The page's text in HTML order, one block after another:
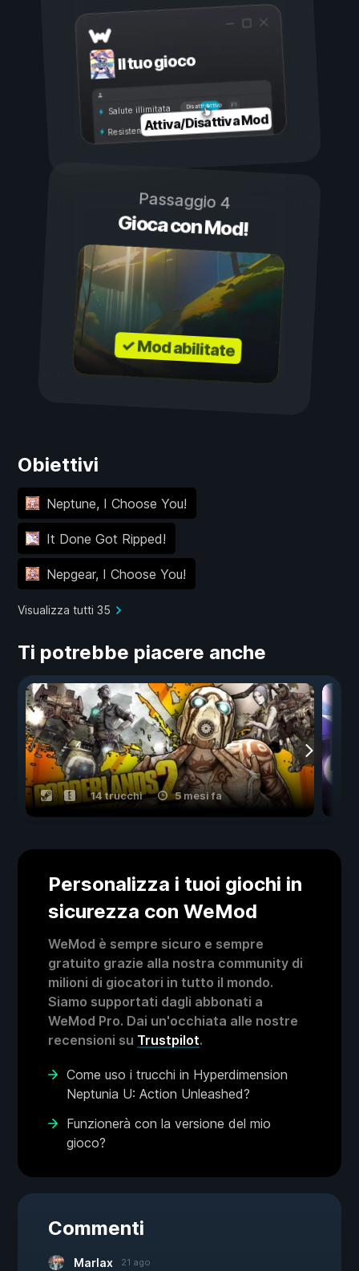
Il tuo gioco
Attivo
Disattivo
Salute illimitata
Resistenza illimitata
Attiva/Disattiva Mod
Passaggio 4
Gioca con Mod!
✓ Mod abilitate
Obiettivi
Neptune, I Choose You!
It Done Got Ripped!
Nepgear, I Choose You!
Visualizza tutti 35
Ti potrebbe piacere anche
14 trucchi 5 mesi fa
Personalizza i tuoi giochi in
sicurezza con WeMod
WeMod è sempre sicuro e sempre
gratuito grazie alla nostra community di
milioni di giocatori in tutto il mondo.
Siamo supportati dagli abbonati a
WeMod Pro. Dai un'occhiata alle nostre
recensioni su Trustpilot.
Come uso i trucchi in Hyperdimension
Neptunia U: Action Unleashed?
Funzionerà con la versione del mio
gioco?
Commenti
Marlax 21 ago